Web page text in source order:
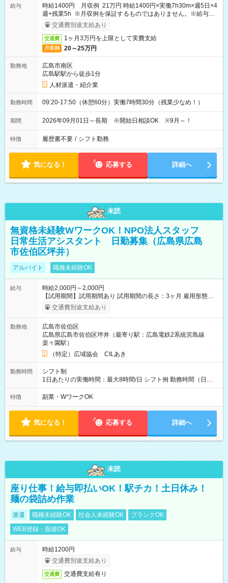
給与
時給1400円 月収例 21万円 時給1400円×実働7h30m×週5日×4
週+残業5h ※月収例を保証するものではありません。※給与即
受取りサービス利用可（利用条件有）
交通費別途支給あり
交通費 1ヶ月3万円を上限として実費支給
月収例 20～25万円
勤務地
広島市南区
広島駅駅から徒歩1分
人材派遣・紹介業
勤務時間 09:20-17:50（休憩60分）実働7時間30分（残業少なめ！）
期間 2026年09月01日～長期 ※開始日相談OK ※9月～！
特徴 履歴書不要 / シフト勤務
気になる！ 応募する 詳細へ
未読
無資格未経験WワークOK！NPO法人スタッフ
日常生活アシスタント 日勤募集（広島県広島
市佐伯区坪井）
アルバイト 職種未経験OK
給与
時給2,000円～2,000円
【試用期間】試用期間あり 試用期間の長さ：3ヶ月 雇用形態、
給与は本採用時と同じです。
交通費別途支給あり
勤務地
広島市佐伯区
広島県広島市佐伯区坪井（最寄り駅：広島電鉄2系統宮島線
楽々園駅）
（特定）広域協会 CILあき
勤務時間
シフト制
1日あたりの実働時間：最大8時間/日 シフト例 勤務時間（日
勤）・8時～18時 （実働時間8時間 待機休憩2時間）（日勤1回
あたりの給与 2万円）
特徴 副業・WワークOK
気になる！ 応募する 詳細へ
未読
座り仕事！給与即払いOK！駅チカ！土日休み！
麺の袋詰め作業
派遣 職種未経験OK 社会人未経験OK
ブランクOK
WEB登録・面接OK
給与
時給1200円
交通費別途支給あり
交通費 交通費支給有り